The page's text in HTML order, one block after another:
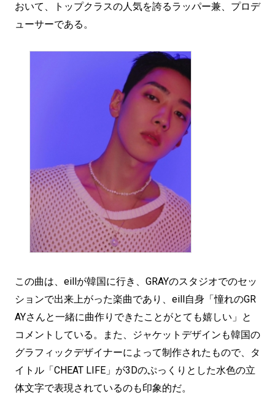
おいて、トップクラスの人気を誇るラッパー兼、プロデ
ューサーである。
この曲は、eillが韓国に行き、GRAYのスタジオでのセッ
ションで出来上がった楽曲であり、eill自身「憧れのGR
AYさんと一緒に曲作りできたことがとても嬉しい」と
コメントしている。また、ジャケットデザインも韓国の
グラフィックデザイナーによって制作されたもので、タ
イトル「CHEAT LIFE」が3Dのぷっくりとした水色の立
体文字で表現されているのも印象的だ。